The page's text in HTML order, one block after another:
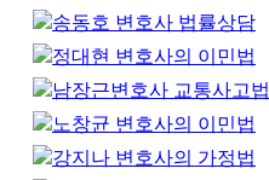
송동호 변호사 법률상담
정대현 변호사의 이민법
남장근변호사 교통사고법
노창균 변호사의 이민법
강지나 변호사의 가정법